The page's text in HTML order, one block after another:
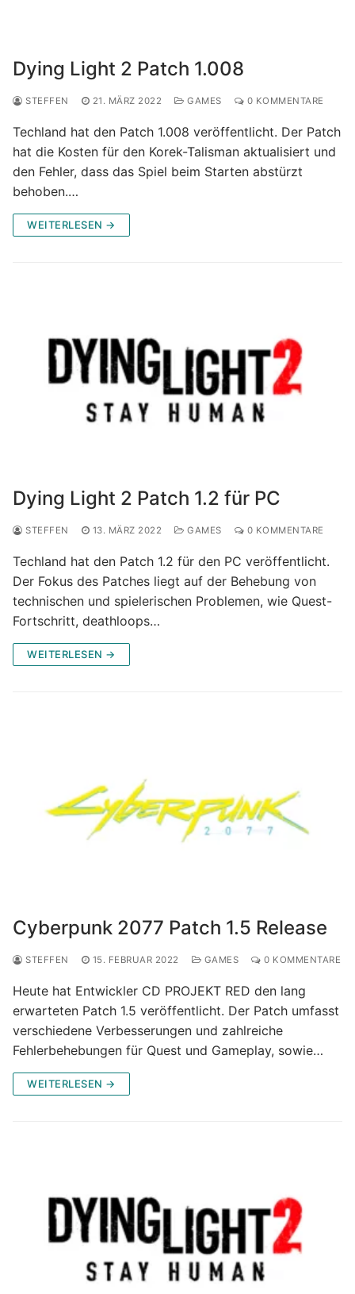
Dying Light 2 Patch 1.008
STEFFEN 21. MÄRZ 2022 GAMES 0 KOMMENTARE
Techland hat den Patch 1.008 veröffentlicht. Der Patch
hat die Kosten für den Korek-Talisman aktualisiert und
den Fehler, dass das Spiel beim Starten abstürzt
behoben.…
WEITERLESEN →
Dying Light 2 Patch 1.2 für PC
STEFFEN 13. MÄRZ 2022 GAMES 0 KOMMENTARE
Techland hat den Patch 1.2 für den PC veröffentlicht.
Der Fokus des Patches liegt auf der Behebung von
technischen und spielerischen Problemen, wie Quest-
Fortschritt, deathloops…
WEITERLESEN →
Cyberpunk 2077 Patch 1.5 Release
STEFFEN 15. FEBRUAR 2022 GAMES 0 KOMMENTARE
Heute hat Entwickler CD PROJEKT RED den lang
erwarteten Patch 1.5 veröffentlicht. Der Patch umfasst
verschiedene Verbesserungen und zahlreiche
Fehlerbehebungen für Quest und Gameplay, sowie…
WEITERLESEN →